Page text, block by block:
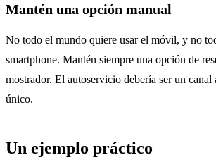
Mantén una opción manual
No todo el mundo quiere usar el móvil, y no
smartphone. Mantén siempre una opción de
mostrador. El autoservicio debería ser un
único.
Un ejemplo práctico